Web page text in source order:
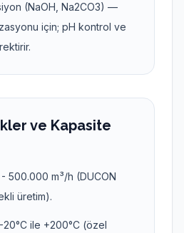
(NaOH, Na2CO3) —
için; pH kontrol ve
ve Kapasite
500.000 m³/h (DUCON
üretim).
-20°C ile +200°C (özel